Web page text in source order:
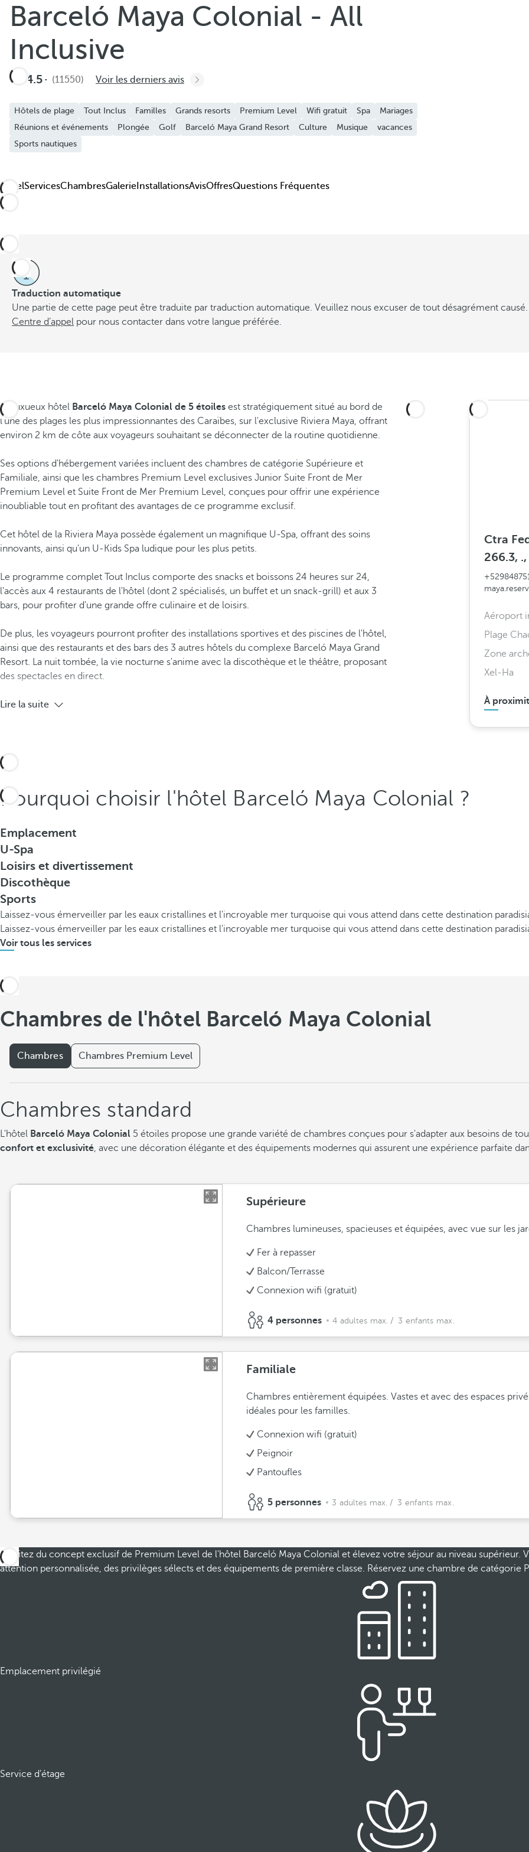
Ajouter aux favoris
Barceló Maya Colonial - All
Inclusive
4.5 (11550) Voir les derniers avis
Hôtels de plage Tout Inclus Familles Grands resorts Premium Level Wifi gratuit Spa
Mariages
Réunions et événements
Plongée Golf Barceló Maya Grand Resort Culture Musique
vacances
Sports nautiques
HôtelServicesChambresGalerie InstallationsAvisOffresQuestions Fréquentes
Traduction automatique
Une partie de cette page peut être traduite par traduction automatique. Veuillez nous excuser de tout désagrément causé.
Centre d’appel pour nous contacter dans votre langue préférée.
Le luxueux hôtel Barceló Maya Colonial de 5 étoiles est stratégiquement situé au bord de
l'une des plages les plus impressionnantes des Caraïbes, sur l'exclusive Riviera Maya, offrant
environ 2 km de côte aux voyageurs souhaitant se déconnecter de la routine quotidienne.
Ses options d'hébergement variées incluent des chambres de catégorie Supérieure et
Familiale, ainsi que les chambres Premium Level exclusives Junior Suite Front de Mer
Premium Level et Suite Front de Mer Premium Level, conçues pour offrir une expérience
inoubliable tout en profitant des avantages de ce programme exclusif.
Cet hôtel de la Riviera Maya possède également un magnifique U-Spa, offrant des soins
innovants, ainsi qu'un U-Kids Spa ludique pour les plus petits.
Le programme complet Tout Inclus comporte des snacks et boissons 24 heures sur 24,
l'accès aux 4 restaurants de l'hôtel (dont 2 spécialisés, un buffet et un snack-grill) et aux 3
bars, pour profiter d'une grande offre culinaire et de loisirs.
De plus, les voyageurs pourront profiter des installations sportives et des piscines de l'hôtel,
ainsi que des restaurants et des bars des 3 autres hôtels du complexe Barceló Maya Grand
Resort. La nuit tombée, la vie nocturne s'anime avec la discothèque et le théâtre, proposant
des spectacles en direct.
Lire la suite
Ctra
266.3,
Aéroport
Plage
Zone
Xel-Ha
À
Pourquoi choisir l'hôtel Barceló Maya Colonial ?
Emplacement
U-Spa
Loisirs et divertissement
Discothèque
Sports
Laissez-vous émerveiller par les eaux cristallines et l'incroyable mer turquoise qui vous attend dans cette destination
Laissez-vous émerveiller par les eaux cristallines et l'incroyable mer turquoise qui vous attend dans cette destination
Voir tous les services
Chambres de l'hôtel Barceló Maya Colonial
Chambres Chambres Premium Level
Chambres standard
L'hôtel Barceló Maya Colonial 5 étoiles propose une grande variété de chambres conçues pour s'adapter aux besoins de
confort et exclusivité, avec une décoration élégante et des équipements modernes qui assurent une expérience parfaite
Supérieure
Chambres lumineuses, spacieuses et équipées, avec vue sur les
Fer à repasser
Balcon/Terrasse
Connexion wifi (gratuit)
4 personnes 4 adultes max. / 3 enfants max.
Familiale
Chambres entièrement équipées. Vastes et avec des espaces
idéales pour les familles.
Connexion wifi (gratuit)
Peignoir
Pantoufles
5 personnes 3 adultes max. / 3 enfants max.
Profitez du concept exclusif de Premium Level de l'hôtel Barceló Maya Colonial et élevez votre séjour au niveau supérieur.
attention personnalisée, des privilèges sélects et des équipements de première classe. Réservez une chambre de catégorie
Emplacement privilégié
Service d’étage